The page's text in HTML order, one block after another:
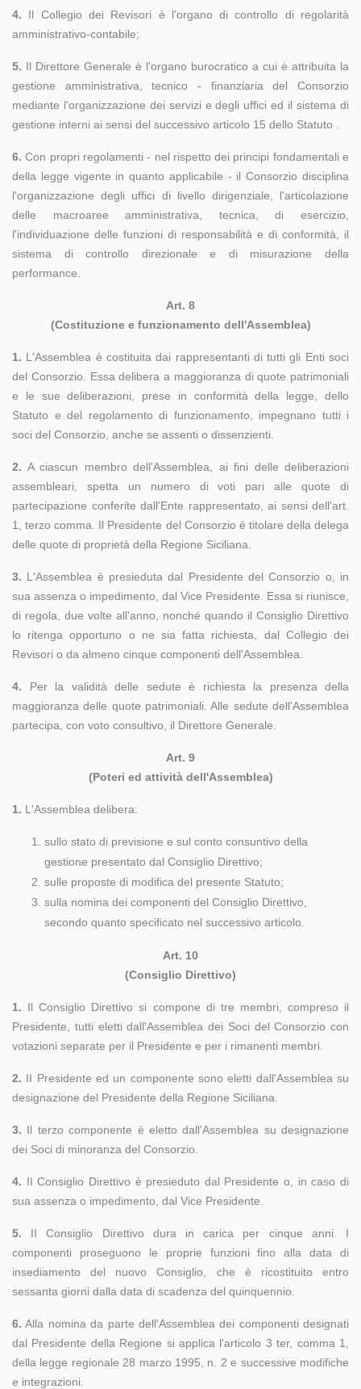
4. Il Collegio dei Revisori è l'organo di controllo di regolarità
amministrativo-contabile;
5. Il Direttore Generale è l'organo burocratico a cui è attribuita la
gestione amministrativa, tecnico - finanziaria del Consorzio
mediante l'organizzazione dei servizi e degli uffici ed il sistema di
gestione interni ai sensi del successivo articolo 15 dello Statuto .
6. Con propri regolamenti - nel rispetto dei principi fondamentali e
della legge vigente in quanto applicabile - il Consorzio disciplina
l'organizzazione degli uffici di livello dirigenziale, l'articolazione
delle macroaree amministrativa, tecnica, di esercizio,
l'individuazione delle funzioni di responsabilità e di conformità, il
sistema di controllo direzionale e di misurazione della
performance.
Art. 8
(Costituzione e funzionamento dell'Assemblea)
1. L'Assemblea è costituita dai rappresentanti di tutti gli Enti soci
del Consorzio. Essa delibera a maggioranza di quote patrimoniali
e le sue deliberazioni, prese in conformità della legge, dello
Statuto e del regolamento di funzionamento, impegnano tutti i
soci del Consorzio, anche se assenti o dissenzienti.
2. A ciascun membro dell'Assemblea, ai fini delle deliberazioni
assembleari, spetta un numero di voti pari alle quote di
partecipazione conferite dall'Ente rappresentato, ai sensi dell'art.
1, terzo comma. Il Presidente del Consorzio è titolare della delega
delle quote di proprietà della Regione Siciliana.
3. L'Assemblea è presieduta dal Presidente del Consorzio o, in
sua assenza o impedimento, dal Vice Presidente. Essa si riunisce,
di regola, due volte all'anno, nonché quando il Consiglio Direttivo
lo ritenga opportuno o ne sia fatta richiesta, dal Collegio dei
Revisori o da almeno cinque componenti dell'Assemblea.
4. Per la validità delle sedute è richiesta la presenza della
maggioranza delle quote patrimoniali. Alle sedute dell'Assemblea
partecipa, con voto consultivo, il Direttore Generale.
Art. 9
(Poteri ed attività dell'Assemblea)
1. L'Assemblea delibera:
sullo stato di previsione e sul conto consuntivo della
gestione presentato dal Consiglio Direttivo;
sulle proposte di modifica del presente Statuto;
sulla nomina dei componenti del Consiglio Direttivo,
secondo quanto specificato nel successivo articolo.
Art. 10
(Consiglio Direttivo)
1. Il Consiglio Direttivo si compone di tre membri, compreso il
Presidente, tutti eletti dall'Assemblea dei Soci del Consorzio con
votazioni separate per il Presidente e per i rimanenti membri.
2. II Presidente ed un componente sono eletti dall'Assemblea su
designazione del Presidente della Regione Siciliana.
3. Il terzo componente è eletto dall'Assemblea su designazione
dei Soci di minoranza del Consorzio.
4. II Consiglio Direttivo è presieduto dal Presidente o, in caso di
sua assenza o impedimento, dal Vice Presidente.
5. II Consiglio Direttivo dura in carica per cinque anni. I
componenti proseguono le proprie funzioni fino alla data di
insediamento del nuovo Consiglio, che è ricostituito entro
sessanta giorni dalla data di scadenza del quinquennio.
6. Alla nomina da parte dell'Assemblea dei componenti designati
dal Presidente della Regione si applica l'articolo 3 ter, comma 1,
della legge regionale 28 marzo 1995, n. 2 e successive modifiche
e integrazioni.